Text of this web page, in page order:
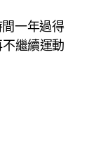
一年過得
繼續運動